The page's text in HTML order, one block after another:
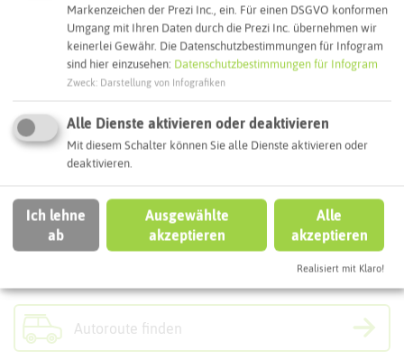
Hotel am Schlosspark Herten
Resser Weg 36
45699 Herten
Webseite
Interaktive Karte
Routenplanung zum Ziel:
Autoroute finden
Markenzeichen der Prezi Inc., ein. Für einen DSGVO konformen
Umgang mit Ihren Daten durch die Prezi Inc. übernehmen wir
keinerlei Gewähr. Die Datenschutzbestimmungen für Infogram
sind hier einzusehen: Datenschutzbestimmungen für Infogram
Zweck Darstellung von Infografiken
Alle Dienste aktivieren oder deaktivieren
Mit diesem Schalter können Sie alle Dienste aktivieren oder
deaktivieren.
Ich lehne
ab
Ausgewählte
akzeptieren
Alle
akzeptieren
Realisiert mit Klaro!